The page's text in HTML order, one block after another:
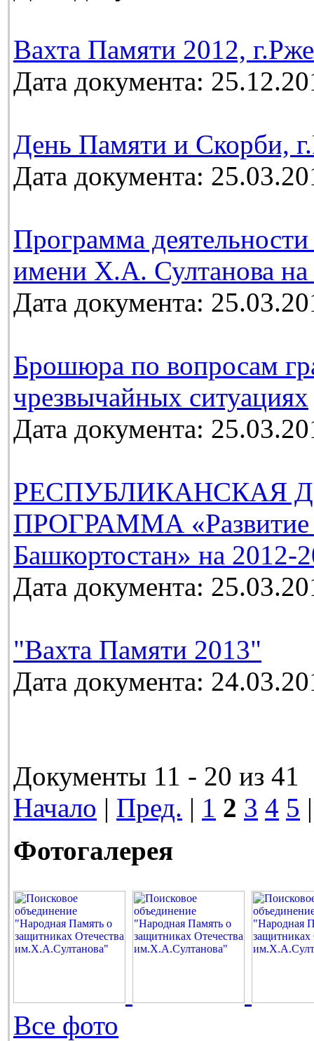
Вахта Памяти 2012,
Дата документа:
День Памяти и Скорби,
Дата документа:
Программа
имени Х.А. Султанова на
Дата документа:
Брошюра по вопросам
чрезвычайных ситуациях
Дата документа:
РЕСПУБЛИКАНСКАЯ
ПРОГРАММА «Развитие
Башкортостан» на 2012-
Дата документа:
"Вахта Памяти 2013"
Дата документа:
Документы 11 - 20 из 41
Начало | Пред. | 1 2 3 4 5
Фотогалерея
Все фото